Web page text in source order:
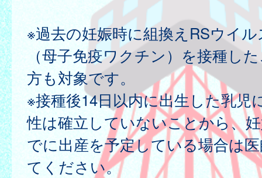
※過去の妊娠時に組換えRSウイ
（母子免疫ワクチン）を接種し
方も対象です。
※接種後14日以内に出生した乳児
性は確立していないことから、
でに出産を予定している場合は
てください。